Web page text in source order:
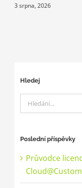
3 srpna, 2026
Hledej
Hledat:
Poslední příspěvky
Průvodce